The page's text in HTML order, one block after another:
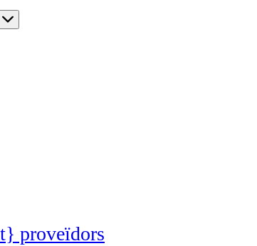
proveïdors